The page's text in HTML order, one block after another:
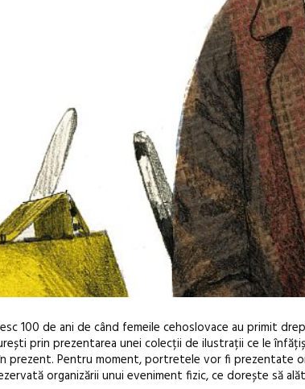
100 de ani de când femeile cehoslovace au primit
prin prezentarea unei colecții de ilustrații ce le
prezent. Pentru moment, portretele vor fi prezentate
organizării unui eveniment fizic, ce dorește să